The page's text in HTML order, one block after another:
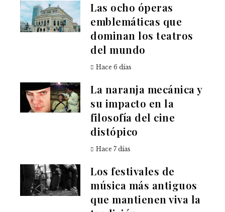
Las ocho óperas
emblemáticas que
dominan los teatros
del mundo
Hace 6 días
La naranja mecánica y
su impacto en la
filosofía del cine
distópico
Hace 7 días
Los festivales de
música más antiguos
que mantienen viva la